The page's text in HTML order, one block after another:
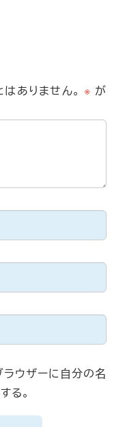
ありません。 ※ が
ウザーに自分の名
る。